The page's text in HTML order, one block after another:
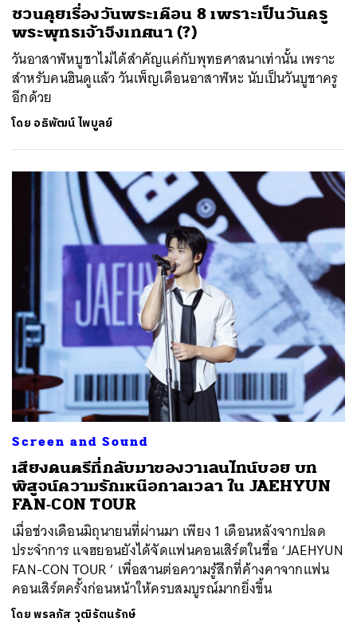
ชวนคุยเรื่องวันพระเดือน 8 เพราะเป็นวันครู
พระพุทธเจ้าจึงเทศนา (?)
วันอาสาฬหบูชาไม่ได้สำคัญแค่กับพุทธศาสนาเท่านั้น เพราะ
สำหรับคนฮินดูแล้ว วันเพ็ญเดือนอาสาฬหะ นับเป็นวันบูชาครู
อีกด้วย
โดย อธิพัฒน์ ไพบูลย์
Screen and Sound
เสียงดนตรีที่กลับมาของวาเลนไทน์บอย บท
พิสูจน์ความรักเหนือกาลเวลา ใน JAEHYUN
FAN-CON TOUR
เมื่อช่วงเดือนมิถุนายนที่ผ่านมา เพียง 1 เดือนหลังจากปลด
ประจำการ แจฮยอนยังได้จัดแฟนคอนเสิร์ตในชื่อ ‘JAEHYUN
FAN-CON TOUR’ เพื่อสานต่อความรู้สึกที่ค้างคาจากแฟน
คอนเสิร์ตครั้งก่อนหน้าให้ครบสมบูรณ์มากยิ่งขึ้น
โดยพรลภัส วุฒิรัตนรักษ์